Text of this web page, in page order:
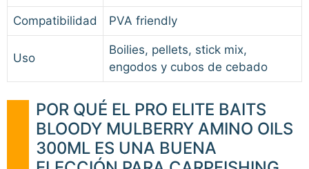
Compatibilidad PVA friendly
Uso
Boilies, pellets, stick mix,
engodos y cubos de cebado
POR QUÉ EL PRO ELITE BAITS
BLOODY MULBERRY AMINO OILS
300ML ES UNA BUENA